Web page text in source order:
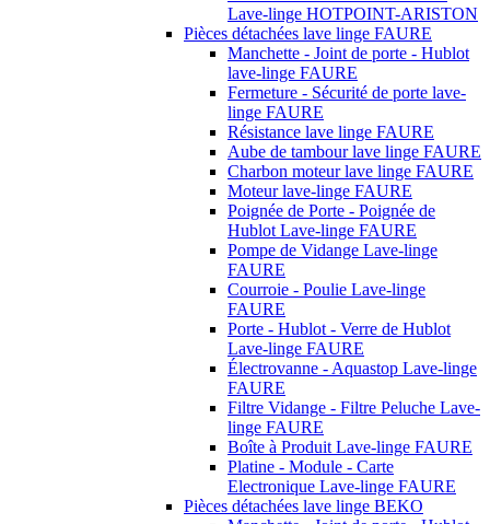
Lave-linge HOTPOINT-ARISTON
Pièces détachées lave linge FAURE
Manchette - Joint de porte - Hublot
lave-linge FAURE
Fermeture - Sécurité de porte lave-
linge FAURE
Résistance lave linge FAURE
Aube de tambour lave linge FAURE
Charbon moteur lave linge FAURE
Moteur lave-linge FAURE
Poignée de Porte - Poignée de
Hublot Lave-linge FAURE
Pompe de Vidange Lave-linge
FAURE
Courroie - Poulie Lave-linge
FAURE
Porte - Hublot - Verre de Hublot
Lave-linge FAURE
Électrovanne - Aquastop Lave-linge
FAURE
Filtre Vidange - Filtre Peluche Lave-
linge FAURE
Boîte à Produit Lave-linge FAURE
Platine - Module - Carte
Electronique Lave-linge FAURE
Pièces détachées lave linge BEKO